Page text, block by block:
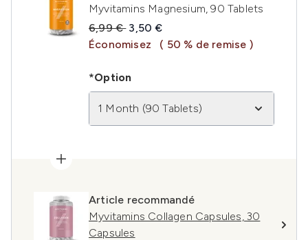
Myvitamins Magnesium, 90 Tablets
Prix de vente :
6,99 € Prix ​​actuel :
3,50 €
Économisez
( 50 % de remise )
*Option
1 Month (90 Tablets)
Article recommandé
Myvitamins Collagen Capsules, 30
Capsules